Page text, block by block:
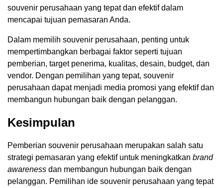
souvenir perusahaan yang tepat dan efektif dalam
mencapai tujuan pemasaran Anda.
Dalam memilih souvenir perusahaan, penting untuk
mempertimbangkan berbagai faktor seperti tujuan
pemberian, target penerima, kualitas, desain, budget, dan
vendor. Dengan pemilihan yang tepat, souvenir
perusahaan dapat menjadi media promosi yang efektif dan
membangun hubungan baik dengan pelanggan.
Kesimpulan
Pemberian souvenir perusahaan merupakan salah satu
strategi pemasaran yang efektif untuk meningkatkan brand
awareness dan membangun hubungan baik dengan
pelanggan. Pemilihan ide souvenir perusahaan yang tepat